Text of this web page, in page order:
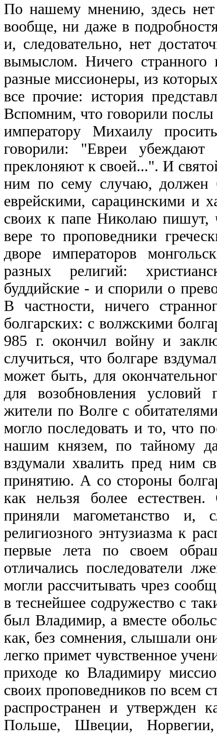
По нашему мнению, здесь нет
вообще, ни даже в
и, следовательно, нет
вымыслом. Ничего
разные миссионеры, из
все прочие: история
Вспомним, что говорили послы
императору Михаилу
говорили: "Евреи
преклоняют к своей...". И
ним по сему случаю, должен
еврейскими, сарацинскими и
своих к папе Николаю пишут,
вере то проповедники
дворе императоров
разных религий:
буддийские - и спорили о
В частности, ничего
болгарских: с волжскими
985 г. окончил войну и
случиться, что болгаре
может быть, для
для возобновления условий
жители по Волге с
могло последовать и то, что
нашим князем, по тайному
вздумали хвалить пред ним
принятию. А со стороны
как нельзя более
приняли магометанство и,
религиозного энтузиазма к
первые лета по своем
отличались последователи
могли рассчитывать чрез
в теснейшее содружество с
был Владимир, а вместе
как, без сомнения, слышали
легко примет чувственное
приходе ко Владимиру
своих проповедников по всем
распространен и утвержден
Польше, Швеции,